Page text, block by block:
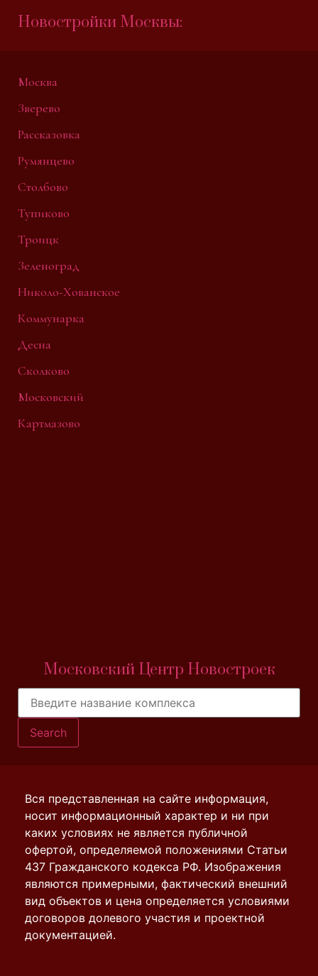
Новостройки Москвы:
Москва
Зверево
Рассказовка
Румянцево
Столбово
Тупиково
Троицк
Зеленоград
Николо-Хованское
Коммунарка
Десна
Сколково
Московский
Картмазово
Московский Центр Новостроек
Search
Вся представленная на сайте информация,
носит информационный характер и ни при
каких условиях не является публичной
офертой, определяемой положениями Статьи
437 Гражданского кодекса РФ. Изображения
являются примерными, фактический внешний
вид объектов и цена определяется условиями
договоров долевого участия и проектной
документацией.